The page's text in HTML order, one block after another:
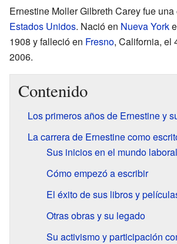
Ernestine Moller Gilbreth Carey fue
Estados Unidos. Nació en Nueva York
1908 y falleció en Fresno, California, el
2006.
Contenido
Los primeros años de Ernestine y
La carrera de Ernestine como
Sus inicios en el mundo laboral
Cómo empezó a escribir
El éxito de sus libros y
Otras obras y su legado
Su activismo y participación